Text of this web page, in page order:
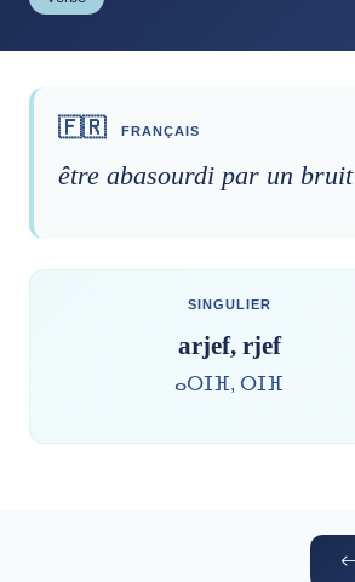
🇫🇷 FRANÇAIS
être abasourdi par un bruit
SINGULIER
arjef, rjef
ⴰⵔⵊⴼ, ⵔⵊⴼ